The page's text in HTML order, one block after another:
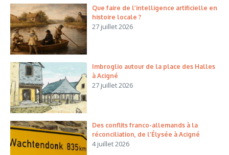
Que faire de l’intelligence artificielle en
histoire locale ?
27 juillet 2026
Imbroglio autour de la place des Halles
à Acigné
27 juillet 2026
Des conflits franco-allemands à la
réconciliation, de l’Élysée à Acigné
4 juillet 2026